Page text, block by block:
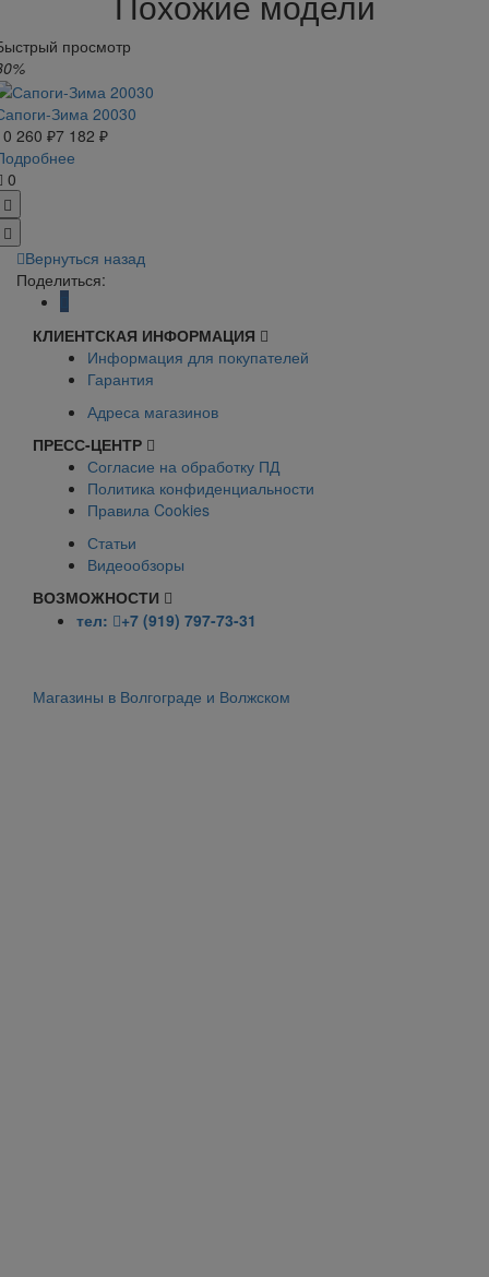
просмотр
Зима 20030
260 ₽7 182 ₽
0
Вернуться назад
Поделиться:
КЛИЕНТСКАЯ ИНФОРМАЦИЯ
Информация для покупателей
Гарантия
Адреса магазинов
ПРЕСС-ЦЕНТР
Согласие на обработку ПД
Политика конфиденциальности
Правила Cookies
Статьи
Видеообзоры
ВОЗМОЖНОСТИ
тел:
+7 (919) 797-73-31
Магазины в Волгограде и Волжском